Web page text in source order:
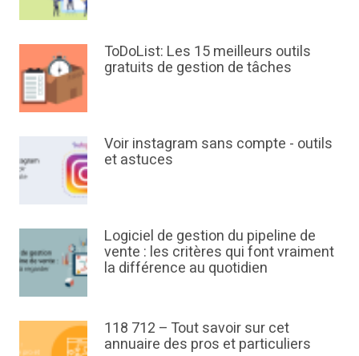
ToDoList: Les 15 meilleurs outils
gratuits de gestion de tâches
Voir instagram sans compte - outils
et astuces
Logiciel de gestion du pipeline de
vente : les critères qui font vraiment
la différence au quotidien
118 712 – Tout savoir sur cet
annuaire des pros et particuliers